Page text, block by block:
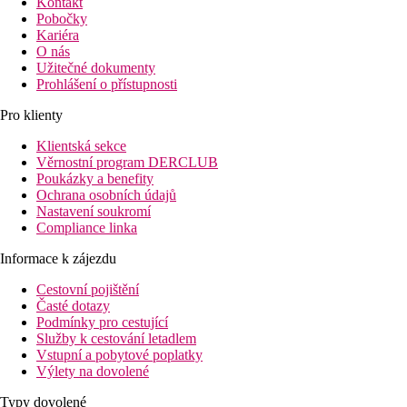
Pobočky
Kariéra
O nás
Užitečné dokumenty
Prohlášení o přístupnosti
Pro klienty
Klientská sekce
Věrnostní program DERCLUB
Poukázky a benefity
Ochrana osobních údajů
Nastavení soukromí
Compliance linka
Informace k zájezdu
Cestovní pojištění
Časté dotazy
Podmínky pro cestující
Služby k cestování letadlem
Vstupní a pobytové poplatky
Výlety na dovolené
Typy dovolené